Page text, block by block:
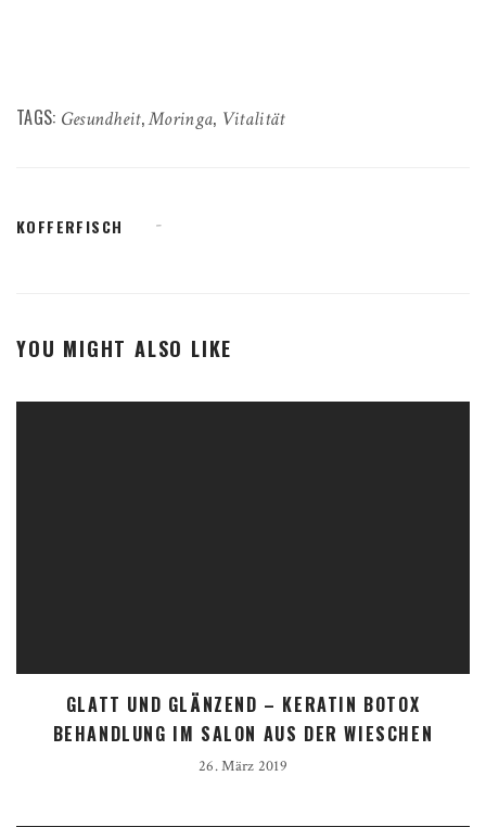
TAGS: Gesundheit,Moringa, Vitalität
KOFFERFISCH
YOU MIGHT ALSO LIKE
GLATT UND GLÄNZEND – KERATIN BOTOX
BEHANDLUNG IM SALON AUS DER WIESCHEN
26. März 2019